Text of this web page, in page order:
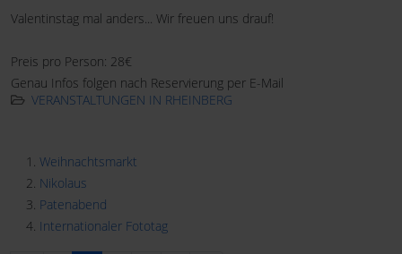
Valentinstag mal anders... Wir freuen uns drauf!
Preis pro Person: 28€
Genau Infos folgen nach Reservierung per E-Mail
VERANSTALTUNGEN IN RHEINBERG
Weihnachtsmarkt
Nikolaus
Patenabend
Internationaler Fototag